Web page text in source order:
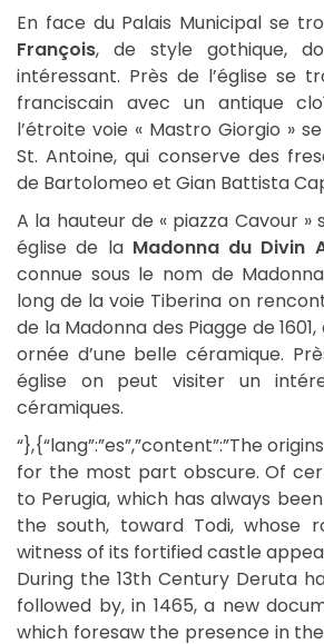
En face du Palais Municipal se
François, de style gothique,
intéressant. Près de l’église se
franciscain avec un antique
l’étroite voie « Mastro Giorgio »
St. Antoine, qui conserve des
de Bartolomeo et Gian Battista
A la hauteur de « piazza Cavour
église de la Madonna du Divin
connue sous le nom de
long de la voie Tiberina on
de la Madonna des Piagge de
ornée d’une belle céramique.
église on peut visiter un
céramiques.
“},{“lang”:”es”,”content”:”The
for the most part obscure. Of
to Perugia, which has always
the south, toward Todi, whose
witness of its fortified castle
During the 13th Century Deruta
followed by, in 1465, a new
which foresaw the presence in